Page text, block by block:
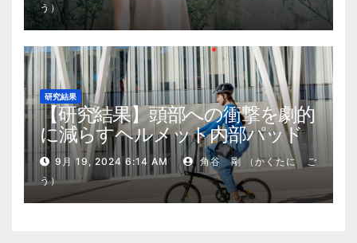
う）
研究結果
【研究結果】頭部への衝撃を劇的
に減らすヘルメット内部パッド
9月 19, 2024 6:14 AM
角谷 剛 （かくたに ご
う）